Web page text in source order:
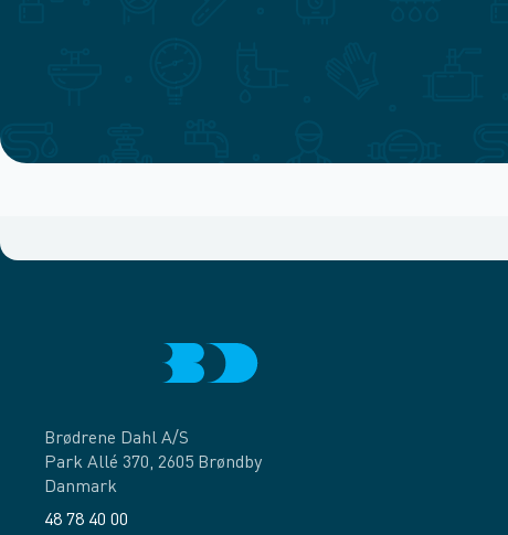
Brødrene Dahl A/S
Park Allé 370, 2605 Brøndby
Danmark
48 78 40 00